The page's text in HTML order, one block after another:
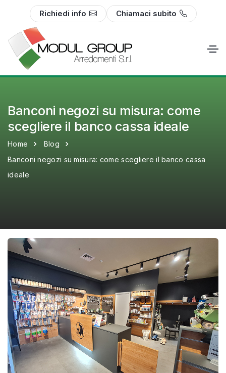
Richiedi info Chiamaci subito
Banconi negozi su misura: come
scegliere il banco cassa ideale
Home
Blog
Banconi negozi su misura: come scegliere il banco cassa
ideale